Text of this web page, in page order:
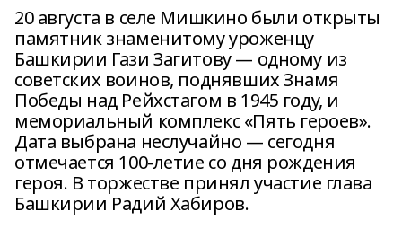
20 августа в селе Мишкино были открыты
памятник знаменитому уроженцу
Башкирии Гази Загитову — одному из
советских воинов, поднявших Знамя
Победы над Рейхстагом в 1945 году, и
мемориальный комплекс «Пять героев».
Дата выбрана неслучайно — сегодня
отмечается 100-летие со дня рождения
героя. В торжестве принял участие глава
Башкирии Радий Хабиров.